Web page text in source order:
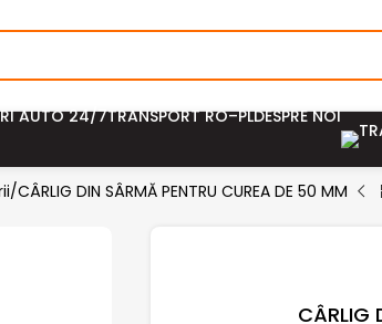
AUTO 24/7TRANSPORT RO–PLDESPRE NOI
CÂRLIG DIN SÂRMĂ PENTRU CUREA DE 50 MM
CÂRLIG